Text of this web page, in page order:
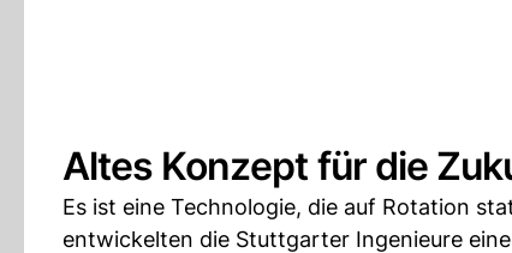
Altes Konzept für die
Es ist eine Technologie, die auf Rotation
entwickelten die Stuttgarter Ingenieure eine